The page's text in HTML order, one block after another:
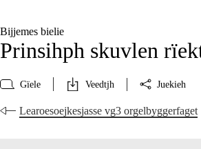
Bijjemes bielie
Prinsihph skuvlen
Gïele Veedtjh Juekieh
Learoesoejkesjasse vg3 orgelbyggerfaget